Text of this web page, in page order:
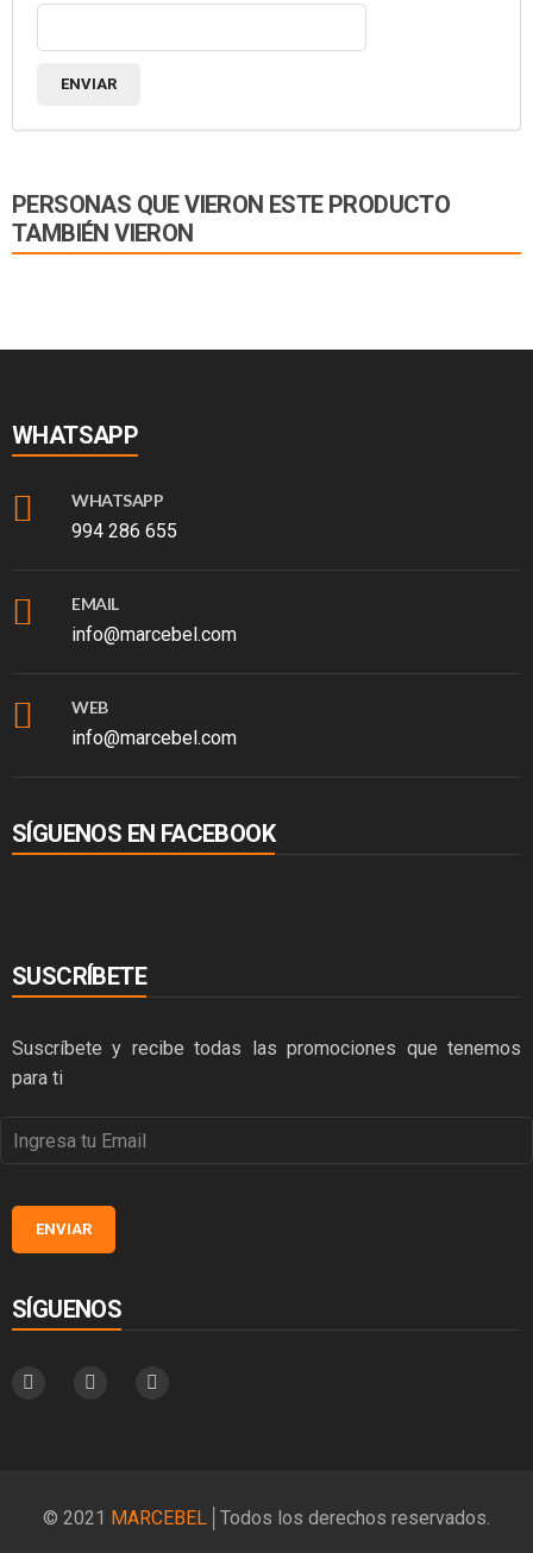
PERSONAS QUE VIERON ESTE PRODUCTO
TAMBIÉN VIERON
WHATSAPP
WHATSAPP
994 286 655
EMAIL
info@marcebel.com
WEB
info@marcebel.com
SÍGUENOS EN FACEBOOK
SUSCRÍBETE
Suscríbete y recibe todas las promociones que tenemos
para ti
SÍGUENOS
© 2021 MARCEBEL │Todos los derechos reservados.